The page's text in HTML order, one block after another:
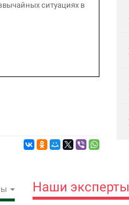
ситуациях в
Наши эксперты